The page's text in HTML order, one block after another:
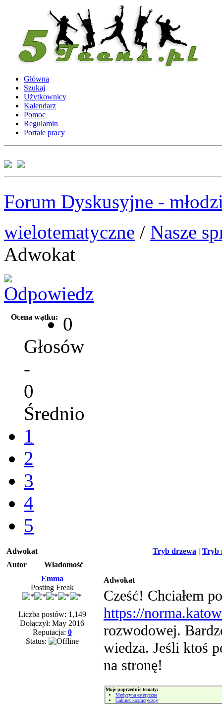
Główna
Szukaj
Użytkownicy
Kalendarz
Pomoc
Regulamin
Portale pracy
Forum Dyskusyjne -
wielotematyczne / Nasze
Adwokat
Ocena wątku:
0
Głosów
-
0
Średnio
1
2
3
4
5
Tryb drzewa | Tryb
Adwokat
Autor
Wiadomość
Emma
Posting Freak
Liczba postów: 1,149
Dołączył: May 2016
Reputacja: 0
Status:
Adwokat
Cześć! Chciałem
https://
rozwodowej.
wiedza. Jeśli ktoś
na stronę!
Moje poprzednie tematy:
Medycyna estetyczna
Gabinet kosmetyczny